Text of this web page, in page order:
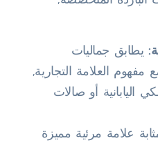
يطابق جماليات
العلامة التجارية,
أو صالات
علامة مرئية مميزة